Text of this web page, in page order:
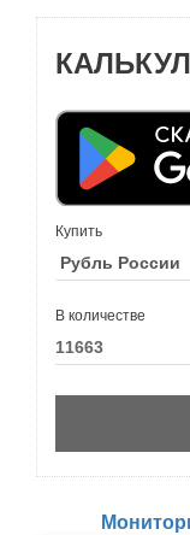
Купить
В количестве